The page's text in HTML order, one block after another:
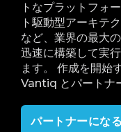
お役立ち情報
会社情報
言語
トなプラットフォ
ト駆動型アーキテ
など、業界の最大
迅速に構築して実
ます。 作成を開始
Vantiq とパートナ
パートナーになる